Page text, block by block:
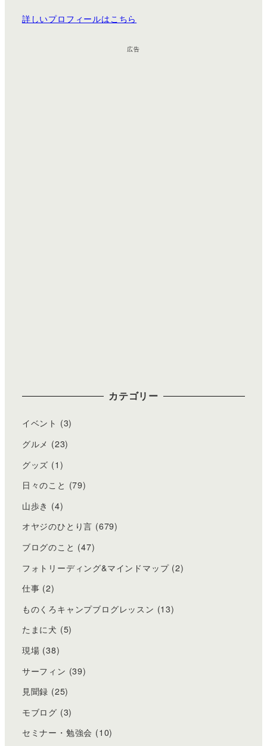
詳しいプロフィールはこちら
広告
カテゴリー
イベント (3)
グルメ (23)
グッズ (1)
日々のこと (79)
山歩き (4)
オヤジのひとり言 (679)
ブログのこと (47)
フォトリーディング&マインドマップ(2)
仕事 (2)
ものくろキャンプブログレッスン (13)
たまに犬 (5)
現場 (38)
サーフィン (39)
見聞録 (25)
モブログ (3)
セミナー・勉強会 (10)